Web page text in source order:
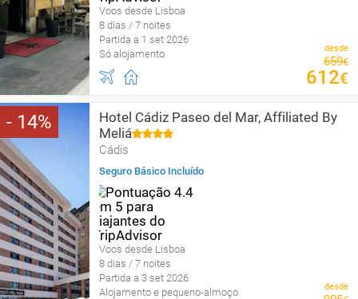
Voos desde Lisboa
8 dias / 7 noites
Partida a 1 set 2026
Só alojamento
desde
659€
612€
14
Hotel Cádiz Paseo del Mar, Affiliated By
Meliá
Cádis
Seguro Básico Incluído
Voos desde Lisboa
8 dias / 7 noites
Partida a 3 set 2026
Alojamento e pequeno-almoço
desde